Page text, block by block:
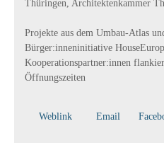
Thüringen, Architektenkammer
Projekte aus dem Umbau-Atlas
Bürger:inneninitiative
Kooperationspartner:innen
Öffnungszeiten
Weblink Email